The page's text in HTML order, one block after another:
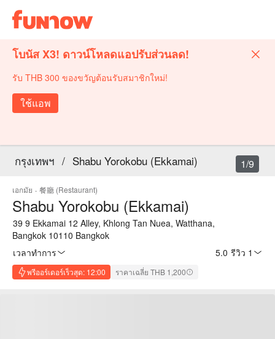
โบนัส X3! ดาวน์โหลดแอปรับส่วนลด!
รับ THB 300 ของขวัญต้อนรับสมาชิกใหม่!
ใช้แอพ
กรุงเทพฯ / Shabu Yorokobu (Ekkamai)
เอกมัย · 餐廳 (Restaurant)
Shabu Yorokobu (Ekkamai)
39 9 Ekkamai 12 Alley, Khlong Tan Nuea, Watthana,
Bangkok 10110 Bangkok
เวลาทำการ
5.0 รีวิว 1
พรีออร์เดอร์เร็วสุด: 12:00 ราคาเฉลี่ย THB 1,200
1/9